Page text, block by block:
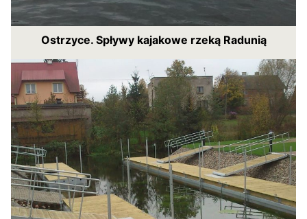
Ostrzyce. Spływy kajakowe rzeką Radunią